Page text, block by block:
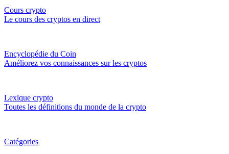
Cours crypto
Le cours des cryptos en direct
Encyclopédie du Coin
Améliorez vos connaissances sur les cryptos
Lexique crypto
Toutes les définitions du monde de la crypto
Catégories